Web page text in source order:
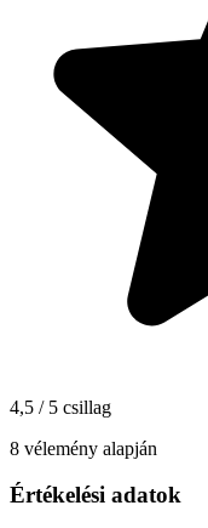
4,5 / 5 csillag
8 vélemény alapján
Értékelési adatok